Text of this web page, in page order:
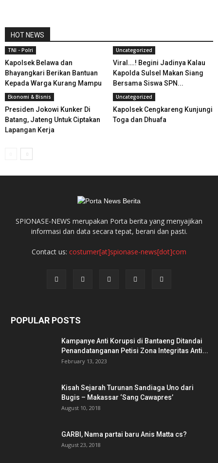
HOT NEWS
TNI - Polri
Kapolsek Belawa dan
Bhayangkari Berikan Bantuan
Kepada Warga Kurang Mampu
Uncategorized
Viral….! Begini Jadinya Kalau
Kapolda Sulsel Makan Siang
Bersama Siswa SPN...
Ekonomi & Bisnis
Presiden Jokowi Kunker Di
Batang, Jateng Untuk Ciptakan
Lapangan Kerja
Uncategorized
Kapolsek Cengkareng Kunjungi
Toga dan Dhuafa
SPIONASE-NEWS merupakan Porta berita yang menyajikan
informasi dan data secara tepat, berani dan pasti.
Contact us: costumer[at]spionase-news[dot]com
POPULAR POSTS
Kampanye Anti Korupsi di Bantaeng Ditandai
Penandatanganan Petisi Zona Integritas Anti...
February 13, 2023
Kisah Sejarah Turunan Sandiaga Uno dari
Bugis – Makassar ‘Sang Cawapres’
August 10, 2018
GARBI, Nama partai baru Anis Matta cs?
August 23, 2018